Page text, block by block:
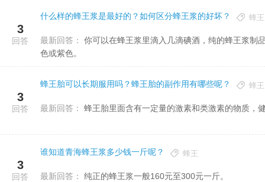
3
回答
什么样的蜂王浆是最好的？如何区分蜂王浆的好坏？ 蜂王
最新回答：
色或紫色。
3
回答
蜂王胎可以长期服用吗？蜂王胎的副作用有哪些呢？ 蜂王
最新回答： 蜂王胎里面含有一定量的激素和类激素的物质，
3
回答
谁知道青海蜂王浆多少钱一斤呢？ 蜂王
最新回答： 纯正的蜂王浆一般160元至300元一斤。